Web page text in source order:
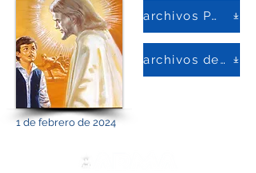
archivos PDF
archivos de palabras
1 de febrero de 2024